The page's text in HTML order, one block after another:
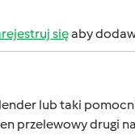
sięaby
lub taki
przelewowy drugi